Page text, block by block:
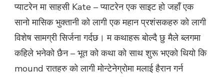
प्याटरेन मा साहसी Kate – प्याटरेन एक साइट हो जहाँ एक
सानो मासिक भुक्तानी को लागी एक महान प्रशंसकहरु को लागी
विशेष सामग्री सिर्जना गर्दछ। म कथाहरू बोल्दै छु मैले ब्लगमा
कहिले भनेको छैन – भूत को कथा को साथ शुरू भएको थियो कि
mound रातहरु को लागी मोन्टेनेग्रोमा मलाई हैरान गर्न